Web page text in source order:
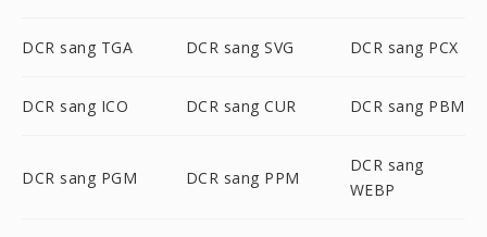
DCR sang TGA DCR sang SVG DCR sang PCX
DCR sang ICO DCR sang CUR DCR sang PBM
DCR sang PGM DCR sang PPM
DCR sang
WEBP